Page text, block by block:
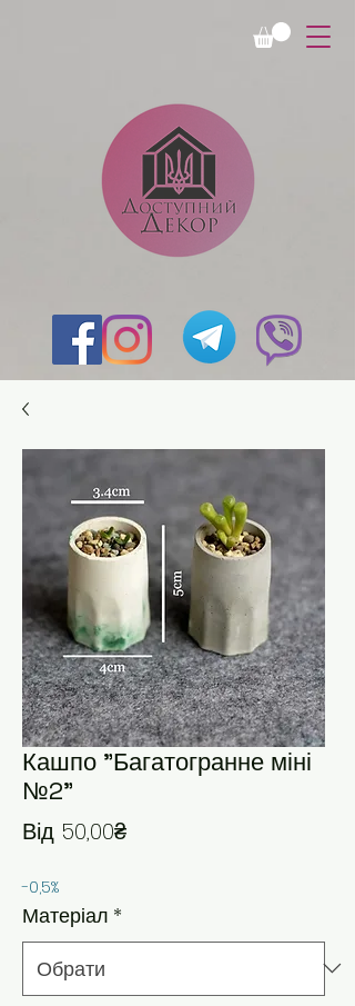
Кашпо "Багатогранне міні
№2"
Від 50,00₴За розпродажем
-0,5%
Матеріал *